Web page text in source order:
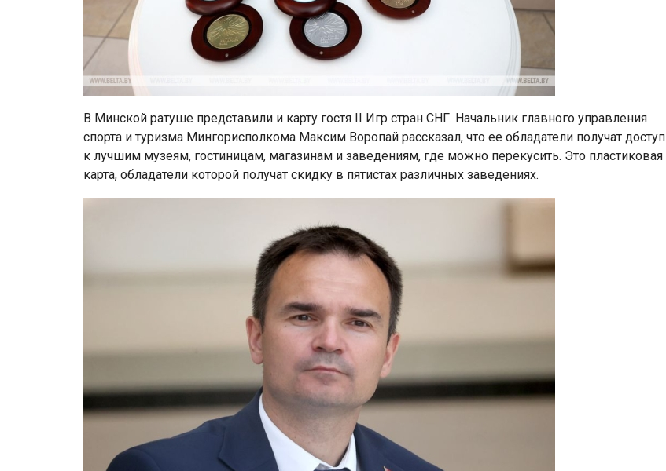
В Минской ратуше представили и карту гостя II Игр стран СНГ. Начальник главного управления
спорта и туризма Мингорисполкома Максим Воропай рассказал, что ее обладатели получат доступ
к лучшим музеям, гостиницам, магазинам и заведениям, где можно перекусить. Это пластиковая
карта, обладатели которой получат скидку в пятистах различных заведениях.